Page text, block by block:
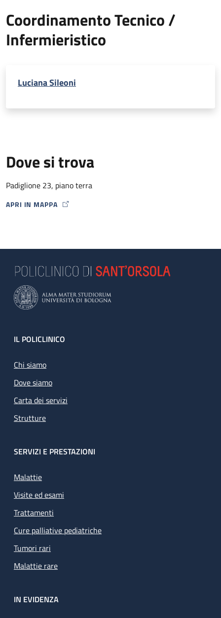
Coordinamento Tecnico /
Infermieristico
Luciana Sileoni
Dove si trova
Padiglione 23, piano terra
APRI IN MAPPA
MAP ICON
Footer
IL POLICLINICO
Chi siamo
Dove siamo
Carta dei servizi
Strutture
SERVIZI E PRESTAZIONI
Malattie
Visite ed esami
Trattamenti
Cure palliative pediatriche
Tumori rari
Malattie rare
IN EVIDENZA